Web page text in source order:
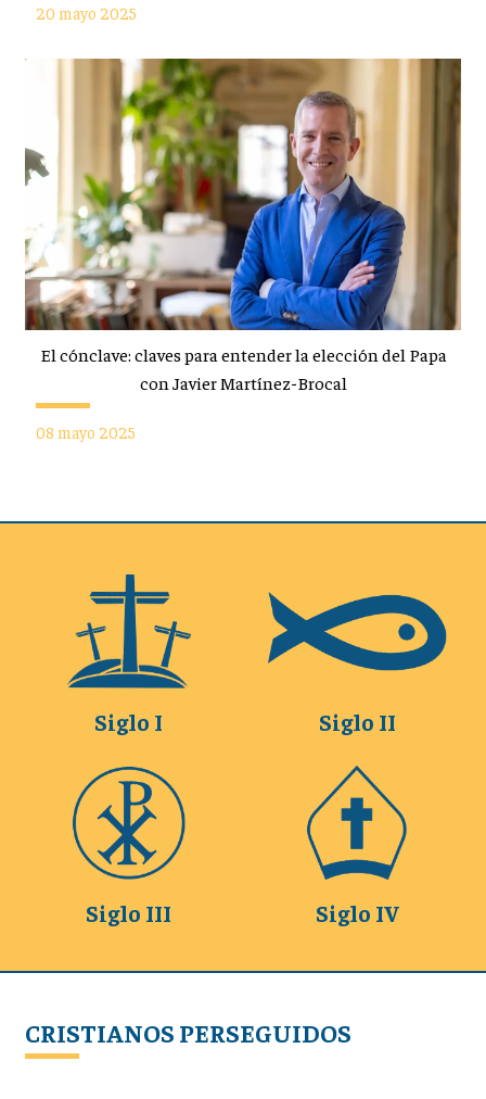
20 mayo 2025
El cónclave: claves para entender la elección del Papa
con Javier Martínez-Brocal
08 mayo 2025
Siglo I Siglo II
Siglo III Siglo IV
CRISTIANOS PERSEGUIDOS